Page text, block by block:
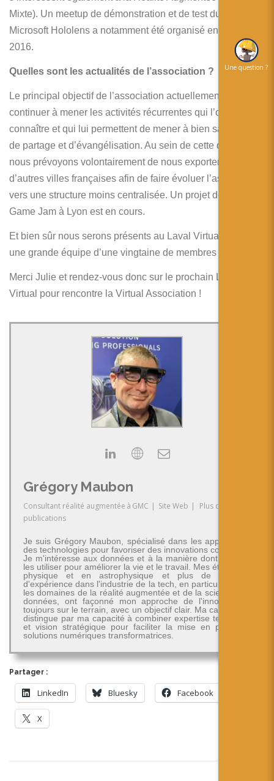
Mixte). Un meetup de démonstration et de test du casque
Microsoft Hololens a notamment été organisé en juillet
2016.
Quelles sont les actualités de l’association ?
Le principal objectif de l’association actuellement est de
continuer à mener les activités récurrentes qui l’ont fait
connaître et qui lui permettent de mener à bien sa mission
de partage et d’évangélisation. Au sein de cette démarche,
nous prévoyons volontairement de nous exporter dans
d’autres villes françaises afin de faire évoluer l’association
vers une structure moins centralisée. Un projet de Virtual
Game Jam à Lyon est en cours.
Et bien sûr nous serons présents au Laval Virtual, avec
une grande équipe d’une vingtaine de membres !!
Merci Julie et rendez-vous donc sur le prochain Laval
Virtual pour rencontre la Virtual Association !
Grégory Maubon
Consultant réalité augmentée à GMC | Site Web |
Plus de
publications
Je suis Grégory Maubon, spécialisé dans les applications
des technologies pour favoriser des innovations concrètes.
Je m'intéresse aux données et à la manière dont on peut
les utiliser pour améliorer la vie et le travail. Mes études en
physique et en astrophysique et plus de 30 ans
d'expérience dans l'industrie de la tech, en particulier dans
les domaines de la réalité augmentée et de la science des
données, ont façonné mon approche de l'innovation -
toujours sur le terrain, avec un objectif clair. Ma carrière se
distingue par ma capacité à combiner expertise technique
et vision stratégique pour faciliter la mise en place de
solutions numériques transformatrices.
Partager :
LinkedIn Bluesky Facebook
X
Une question ?